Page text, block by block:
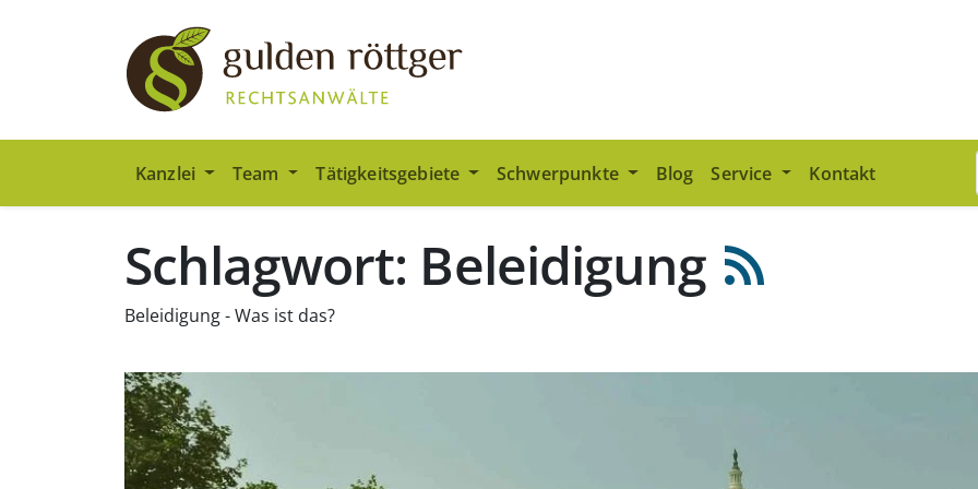
Kanzlei Team Tätigkeitsgebiete Schwerpunkte Blog Service Kontakt
Schlagwort: Beleidigung
Beleidigung - Was ist das?